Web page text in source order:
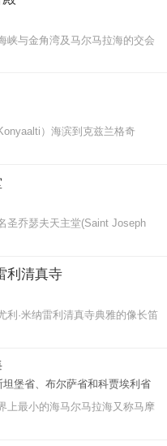
峡与金角湾及马尔马拉海的交会
）海滨到克兹兰格奇
圣乔瑟夫天主堂(Saint Joseph
利清真寺
利·米纳雷利清真寺典雅的像长笛
坦堡省、布尔萨省和科贾埃利省
上最小的海马尔马拉海又称马摩